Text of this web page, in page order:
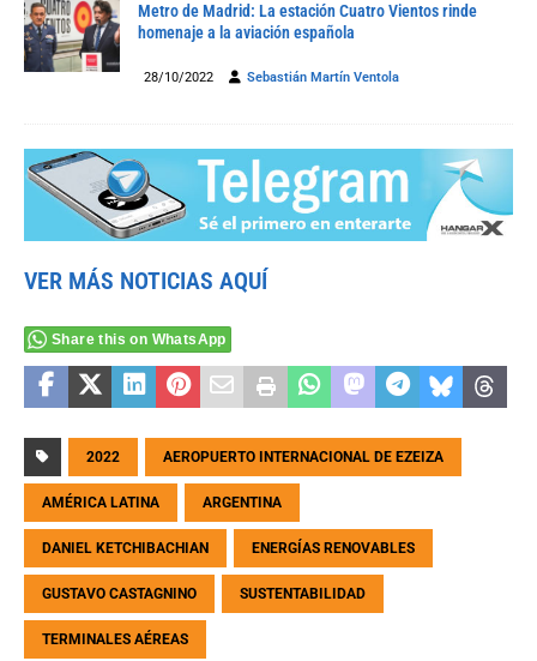
Metro de Madrid: La estación Cuatro Vientos rinde
homenaje a la aviación española
28/10/2022 Sebastián Martín Ventola
VER MÁS NOTICIAS AQUÍ
Share this on WhatsApp
2022 AEROPUERTO INTERNACIONAL DE EZEIZA
AMÉRICA LATINA ARGENTINA
DANIEL KETCHIBACHIAN ENERGÍAS RENOVABLES
GUSTAVO CASTAGNINO SUSTENTABILIDAD
TERMINALES AÉREAS